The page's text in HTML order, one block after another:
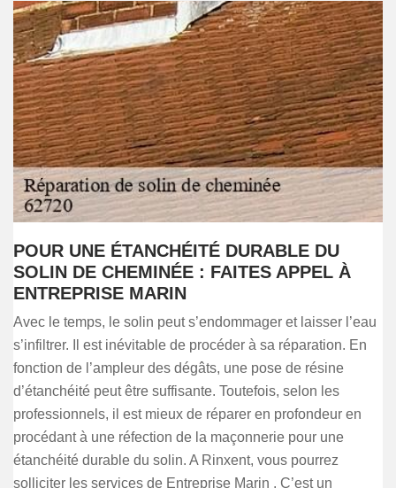
POUR UNE ÉTANCHÉITÉ DURABLE DU
SOLIN DE CHEMINÉE : FAITES APPEL À
ENTREPRISE MARIN
Avec le temps, le solin peut s’endommager et laisser l’eau
s’infiltrer. Il est inévitable de procéder à sa réparation. En
fonction de l’ampleur des dégâts, une pose de résine
d’étanchéité peut être suffisante. Toutefois, selon les
professionnels, il est mieux de réparer en profondeur en
procédant à une réfection de la maçonnerie pour une
étanchéité durable du solin. A Rinxent, vous pourrez
solliciter les services de Entreprise Marin . C’est un